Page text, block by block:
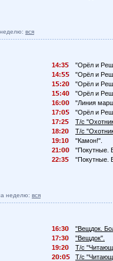
вся
14:3
"Орёл и
14:
"Орёл и
1
:2
"Орёл и
1
:4
"Орёл и
16:
"Линия
17:
"Орёл и
17:2
Т/с
18:2
Т/с
19:1
"Камон!".
21:
"Покутные.
22:3
"Покутные.
неделю: вся
16:3
"Вещдок.
17:3
"Вещдок".
19:2
Т/с
2
:
Т/с